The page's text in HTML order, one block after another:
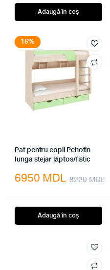
Adaugă în coș
16%
Pat pentru copii Pehotin
Iunga stejar lăptos/fistic
8220MDL
6950 MDL
Adaugă în coș